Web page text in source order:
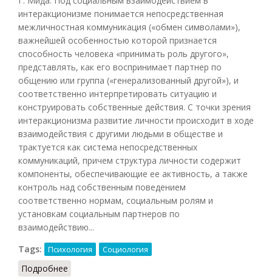
интеракционизме понимается непосредственная
межличностная коммуникация («обмен символами»),
важнейшей особенностью которой признается
способность человека «принимать роль другого»,
представлять, как его воспринимает партнер по
общению или группа («генерализованный другой»), и
соответственно интерпретировать ситуацию и
конструировать собственные действия. С точки зрения
интеракционизма развитие личности происходит в ходе
взаимодействия с другими людьми в обществе и
трактуется как система непосредственных
коммуникаций, причем структура личности содержит
компоненты, обеспечивающие ее активность, а также
контроль над собственным поведением
соответственно нормам, социальным ролям и
установкам социальным партнеров по
взаимодействию...
Tags:
Психология Социология
Подробнее